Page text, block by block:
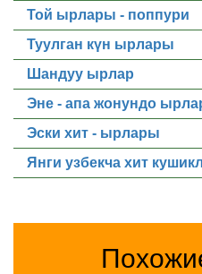
Той ырлары - поппури
Туулган күн ырлары
Шандуу ырлар
Эне - апа жонундо
Эски хит - ырлары
Янги узбекча хит